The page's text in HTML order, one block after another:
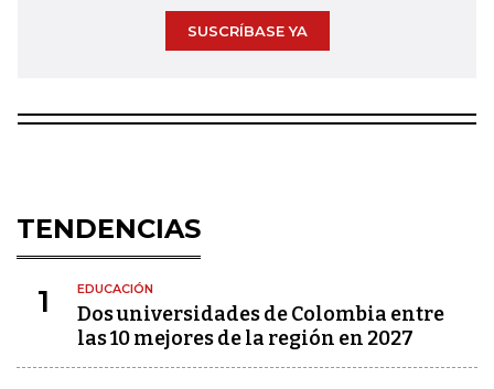
SUSCRÍBASE YA
TENDENCIAS
1 EDUCACIÓN
Dos universidades de Colombia entre
las 10 mejores de la región en 2027